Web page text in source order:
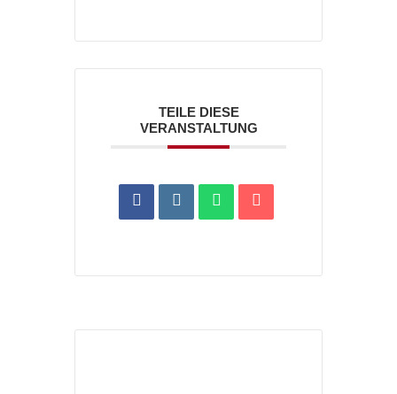
TEILE DIESE
VERANSTALTUNG